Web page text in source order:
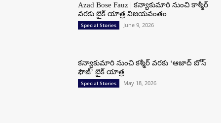
Azad Bose Fauz | కన్యాకుమారి నుంచి కాశ్మీర్
వరకు బైక్ యాత్ర విజయవంతం
Special Stories June 9, 2026
కన్యాకుమారి నుంచి కశ్మీర్ వరకు ‘ఆజాద్ బోస్
ఫౌజ్’ బైక్ యాత్ర
Special Stories May 18, 2026